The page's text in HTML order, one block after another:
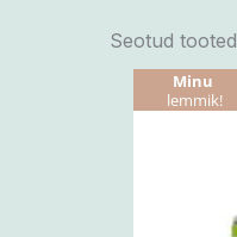
Seotud tooted
Minu
lemmik!